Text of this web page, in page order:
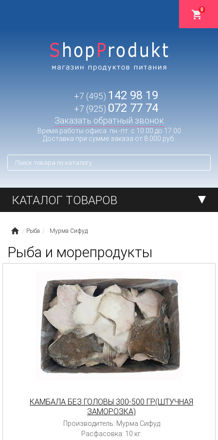
0
+7 (495) 142 98 19
+7 (925) 072 77 74
Заказать обратный звонок
Время работы офиса: пн.-пт. с 10:00 до 17:00
Доставка при сумме заказа от 8 000 руб.
КАТАЛОГ ТОВАРОВ
Рыба Мурма Сифуд
Рыба и морепродукты
КАМБАЛА БЕЗ ГОЛОВЫ 300-500 ГР.(ШТУЧНАЯ
ЗАМОРОЗКА)
Производитель: Мурма Сифуд
Расфасовка: 10 кг.